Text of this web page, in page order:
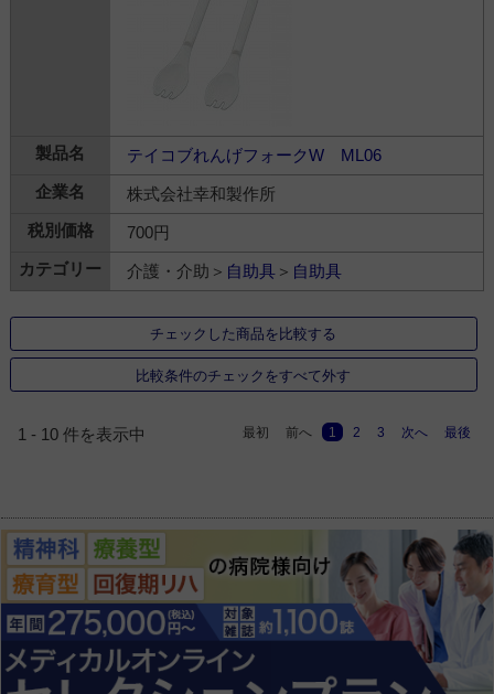
テイコブれんげフォークW ML06
株式会社幸和製作所
700円
介護・介助＞ 自助具＞ 自助具
チェックした商品を比較する
比較条件のチェックをすべて外す
1 - 10 件を表示中 最初 前へ 1 2 3 次へ 最後